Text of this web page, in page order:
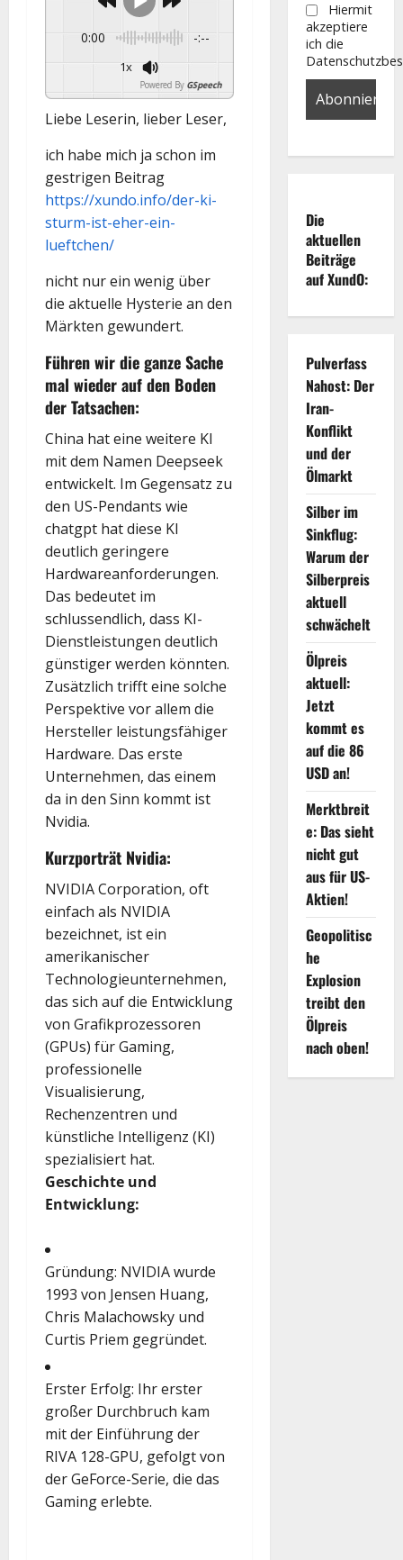
0:00 -:--
1x
Powered By GSpeech
Liebe Leserin, lieber Leser,
ich habe mich ja schon im
gestrigen Beitrag
https://xundo.info/der-ki-
sturm-ist-eher-ein-
lueftchen/
nicht nur ein wenig über
die aktuelle Hysterie an den
Märkten gewundert.
Führen wir die ganze Sache
mal wieder auf den Boden
der Tatsachen:
China hat eine weitere KI
mit dem Namen Deepseek
entwickelt. Im Gegensatz zu
den US-Pendants wie
chatgpt hat diese KI
deutlich geringere
Hardwareanforderungen.
Das bedeutet im
schlussendlich, dass KI-
Dienstleistungen deutlich
günstiger werden könnten.
Zusätzlich trifft eine solche
Perspektive vor allem die
Hersteller leistungsfähiger
Hardware. Das erste
Unternehmen, das einem
da in den Sinn kommt ist
Nvidia.
Kurzporträt Nvidia:
NVIDIA Corporation, oft
einfach als NVIDIA
bezeichnet, ist ein
amerikanischer
Technologieunternehmen,
das sich auf die Entwicklung
von Grafikprozessoren
(GPUs) für Gaming,
professionelle
Visualisierung,
Rechenzentren und
künstliche Intelligenz (KI)
spezialisiert hat.
Geschichte und
Entwicklung:
Gründung: NVIDIA wurde
1993 von Jensen Huang,
Chris Malachowsky und
Curtis Priem gegründet.
Erster Erfolg: Ihr erster
großer Durchbruch kam
mit der Einführung der
RIVA 128-GPU, gefolgt von
der GeForce-Serie, die das
Gaming erlebte.
Hiermit
akzeptiere
ich die
Die
aktuellen
Beiträge
auf XundO:
Pulverfass
Nahost: Der
Iran-
Konflikt
und der
Ölmarkt
Silber im
Sinkflug:
Warum der
Silberpreis
aktuell
schwächelt
Ölpreis
aktuell:
Jetzt
kommt es
auf die 86
USD an!
Merktbreit
e: Das sieht
nicht gut
aus für US-
Aktien!
Geopolitisc
he
Explosion
treibt den
Ölpreis
nach oben!